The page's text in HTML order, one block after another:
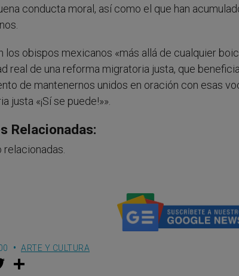
conducta moral, así como el que han
los obispos mexicanos «más allá de cualquier
real de una reforma migratoria justa, que
de mantenernos unidos en oración con esas
justa «¡Sí se puede!»».
Relacionadas:
relacionadas.
ARTE Y CULTURA
w